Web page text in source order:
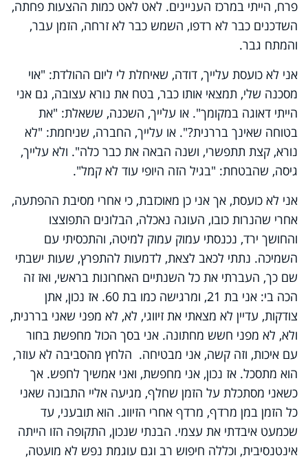
פרח, הייתי במרכז העניינים. לאט לאט כמות ההצעות פחתה,
השדכנים כבר לא רדפו, השמש כבר לא זרחה, הזמן עבר,
והמתח גבר.
אני לא כועסת עלייך, דודה, שאיחלת לי ליום ההולדת: "אוי
מסכנה שלי, תמצאי אותו כבר, בטח את נורא עצובה, גם אני
הייתי דאוגה במקומך". או עלייך, השכנה, ששאלת: "את
בטוחה שאינך בררנית?". או עלייך, החברה, שניחמת: "לא
נורא, קצת תתפשרי, ושנה הבאה את כבר כלה". ולא עלייך,
גיסה, שהבטחת: "בגיל הזה היופי עוד לא קמל".
אני לא כועסת, אך אני כן מאוכזבת, כי אחרי מסיבת ההפתעה,
אחרי שהנרות כובו, העוגה נאכלה, הבלונים התפוצצו
והחושך ירד, נכנסתי עמוק עמוק למיטה, והתכסיתי עם
השמיכה. נתתי לכאב לצאת, לדמעות להתפרץ, שעות ישבתי
שם כך, העברתי את כל השנתיים האחרונות בראשי, ואז זה
הכה בי: אני בת 21, ומרגישה כמו בת 60. אז נכון, אתן
צודקות, עדיין לא מצאתי את זיווגי, לא, לא מפני שאני בררנית,
ולא, לא מפני חשש מחתונה. אני בסך הכול מחפשת בחור
עם איכות, וזה קשה, אני מבטיחה. הלחץ מהסביבה לא עוזר,
הוא מתסכל. אז נכון, אני מחפשת, ואני אמשיך לחפש. אך
כשאני מסתכלת על הזמן שחלף, מגיעה אליי התבונה שאני
כל הזמן במן מרדף, מרדף אחרי הזיווג. הוא תובעני, עד
שכמעט איבדתי את עצמי. הבנתי שנכון, התקופה הזו הייתה
אינטנסיבית, וכללה חיפוש רב וגם עוגמת נפש לא מועטה,